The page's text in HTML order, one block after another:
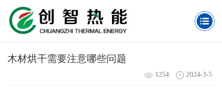
木材烘干需要注意哪些问题
1254 2024-3-5